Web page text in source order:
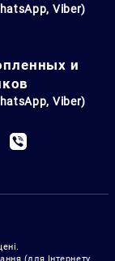
Viber)
и
Viber)